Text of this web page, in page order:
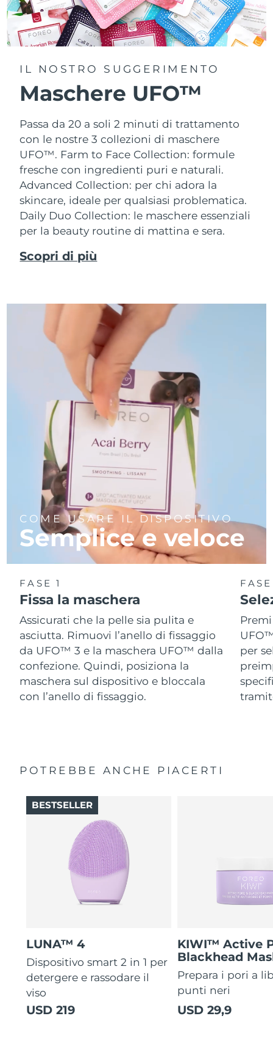
IL NOSTRO SUGGERIMENTO
Maschere UFO™
Passa da 20 a soli 2 minuti di trattamento
con le nostre 3 collezioni di maschere
UFO™. Farm to Face Collection: formule
fresche con ingredienti puri e naturali.
Advanced Collection: per chi adora la
skincare, ideale per qualsiasi problematica.
Daily Duo Collection: le maschere essenziali
per la beauty routine di mattina e sera.
Scopri di più
COME USARE IL DISPOSITIVO
Semplice e veloce
FASE 1
Fissa la maschera
Assicurati che la pelle sia pulita e
asciutta. Rimuovi l’anello di fissaggio
da UFO™ 3 e la maschera UFO™ dalla
confezione. Quindi, posiziona la
maschera sul dispositivo e bloccala
con l’anello di fissaggio.
per
POTREBBE ANCHE PIACERTI
LUNA™ 4
Dispositivo smart 2 in 1 per
detergere e rassodare il
viso
USD 219
BESTSELLER
KIWI™ Active
Blackhead
Prepara i pori a
punti neri
USD 29,9